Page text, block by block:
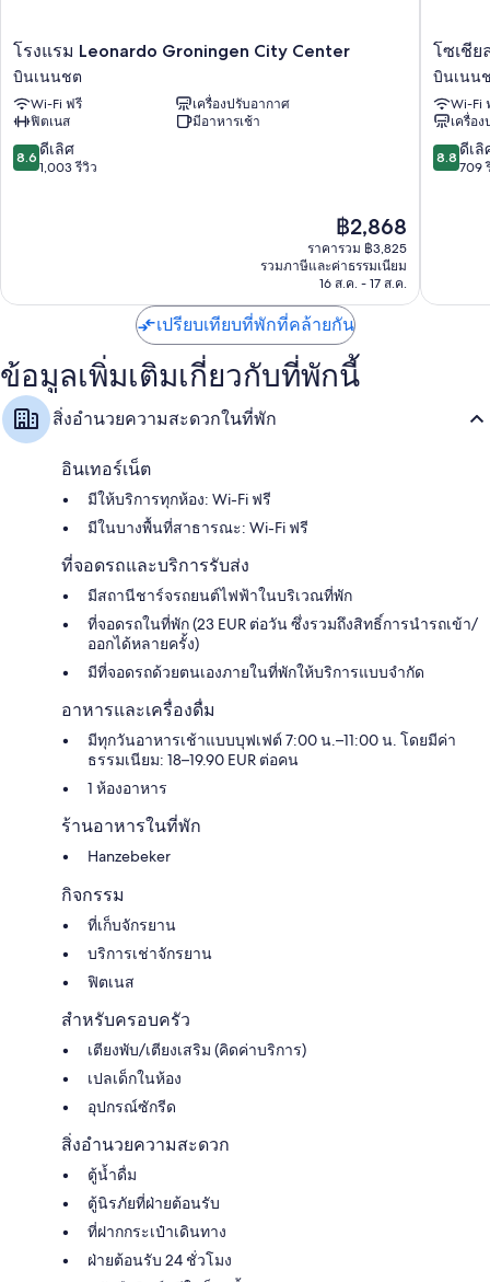
โรงแรม
Leonardo
Groningen
City
Center
บิน
เนนชต
โรงแรม Leonardo Groningen City Center
บินเนนชต
Wi-Fi ฟรี
เครื่องปรับอากาศ
ฟิตเนส
มีอาหารเช้า
8.6
จาก
8.6 ดีเลิศ
1,003 รีวิว
ราคา
ปัจจุบัน
คือ
฿2,868
฿2,868
ราคารวม ฿3,825
รวมภาษีและค่าธรรมเนียม
16 ส.ค. - 17 ส.ค.
โซ
เชีย
ลฮับ
โก
รนิง
เงิน
บิน
โซเชีย
บินเนน
Wi-Fi
เครื่อ
8.8
จาก
8.8 ดีเลิ
709
เปรียบเทียบที่พักที่คล้ายกัน
ข้อมูลเพิ่มเติมเกี่ยวกับที่พักนี้
สิ่งอำนวยความสะดวกในที่พัก
อินเทอร์เน็ต
มีให้บริการทุกห้อง: Wi-Fi ฟรี
มีในบางพื้นที่สาธารณะ: Wi-Fi ฟรี
ที่จอดรถและบริการรับส่ง
มีสถานีชาร์จรถยนต์ไฟฟ้าในบริเวณที่พัก
ที่จอดรถในที่พัก (23 EUR ต่อวัน ซึ่งรวมถึงสิทธิ์การนำรถเข้า/
ออกได้หลายครั้ง)
มีที่จอดรถด้วยตนเองภายในที่พักให้บริการแบบจำกัด
อาหารและเครื่องดื่ม
มีทุกวันอาหารเช้าแบบบุฟเฟต์ 7:00 น.–11:00 น. โดยมีค่า
ธรรมเนียม: 18–19.90 EUR ต่อคน
1 ห้องอาหาร
ร้านอาหารในที่พัก
Hanzebeker
กิจกรรม
ที่เก็บจักรยาน
บริการเช่าจักรยาน
ฟิตเนส
สำหรับครอบครัว
เตียงพับ/เตียงเสริม (คิดค่าบริการ)
เปลเด็กในห้อง
อุปกรณ์ซักรีด
สิ่งอำนวยความสะดวก
ตู้น้ำดื่ม
ตู้นิรภัยที่ฝ่ายต้อนรับ
ที่ฝากกระเป๋าเดินทาง
ฝ่ายต้อนรับ 24 ชั่วโมง